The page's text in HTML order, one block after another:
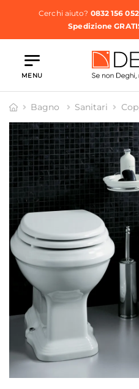
Cerchi aiuto? 0832 156
Spedizione
MENU
Bagno Sanitari